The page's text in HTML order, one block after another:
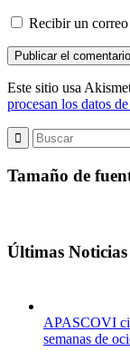
Recibir un
Este sitio usa
procesan los datos
Tamaño de
Últimas Noticias
APASCOVI
semanas de